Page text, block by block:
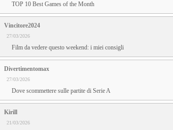
TOP 10 Best Games of the Month
Vincitore2024
27/03/2026
Film da vedere questo weekend: i miei consigli
Divertimentomax
27/03/2026
Dove scommettere sulle partite di Serie A
Kirill
21/03/2026